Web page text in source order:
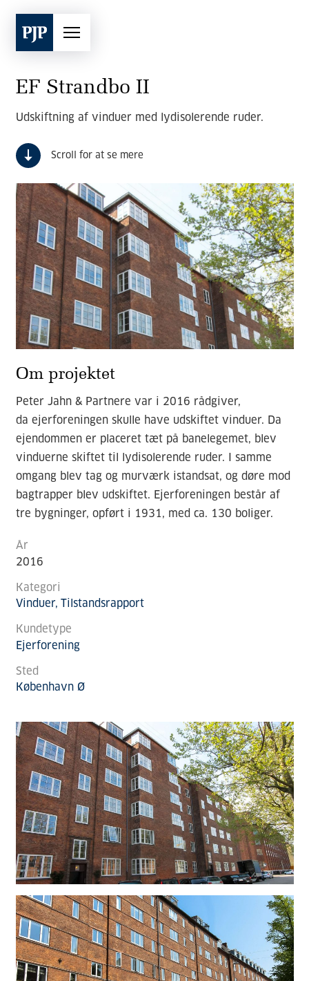
EF Strandbo II
Udskiftning af vinduer med lydisolerende ruder.
Scroll for at se mere
Om projektet
Peter Jahn & Partnere var i 2016 rådgiver,
da ejerforeningen skulle have udskiftet vinduer. Da
ejendommen er placeret tæt på banelegemet, blev
vinduerne skiftet til lydisolerende ruder.
I samme
omgang blev tag og murværk istandsat, og døre mod
bagtrapper blev udskiftet. Ejerforeningen består af
tre bygninger, opført i 1931, med ca. 130 boliger.
År
2016
Kategori
Vinduer
Tilstandsrapport
Kundetype
Ejerforening
Sted
København Ø